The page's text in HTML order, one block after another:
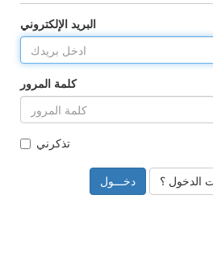
البريد الإلكتروني
كلمة المرور
تذكرني
الدخول ؟